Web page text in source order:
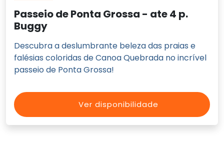
Passeio de Ponta Grossa - ate 4 p.
Buggy
Descubra a deslumbrante beleza das praias e
falésias coloridas de Canoa Quebrada no incrível
passeio de Ponta Grossa!
Ver disponibilidade